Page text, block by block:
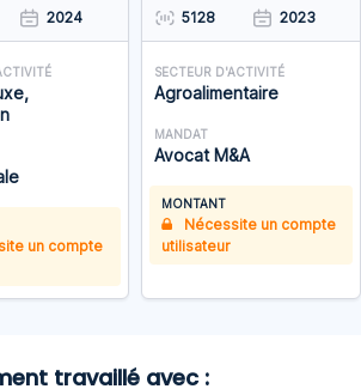
2024
un compte
5128 2023
SECTEUR D'ACTIVITÉ
Agroalimentaire
MANDAT
Avocat M&A
MONTANT
Nécessite un compte
utilisateur
travaillé avec :